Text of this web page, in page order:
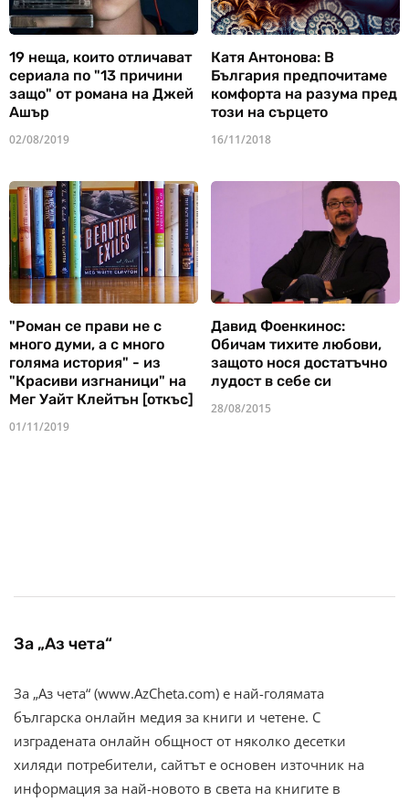
19 неща, които отличават
сериала по "13 причини
защо" от романа на Джей
Ашър
02/08/2019
Катя Антонова: В
България предпочитаме
комфорта на разума пред
този на сърцето
16/11/2018
"Роман се прави не с
много думи, а с много
голяма история" - из
"Красиви изгнаници" на
Мег Уайт Клейтън [откъс]
01/11/2019
Давид Фоенкинос:
Обичам тихите любови,
защото нося достатъчно
лудост в себе си
28/08/2015
За „Аз чета“
За „Аз чета“ (www.AzCheta.com) е най-голямата
българска онлайн медия за книги и четене. С
изградената онлайн общност от няколко десетки
хиляди потребители, сайтът е основен източник на
информация за най-новото в света на книгите в